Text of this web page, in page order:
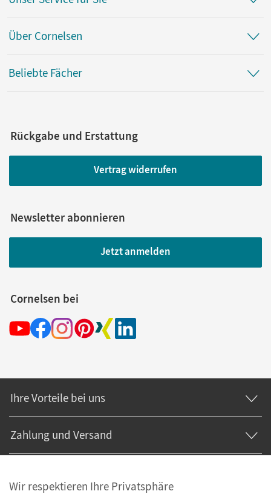
Über Cornelsen
Beliebte Fächer
Rückgabe und Erstattung
Vertrag widerrufen
Newsletter abonnieren
Jetzt anmelden
Cornelsen bei
Ihre Vorteile bei uns
Zahlung und Versand
Wir respektieren Ihre Privatsphäre